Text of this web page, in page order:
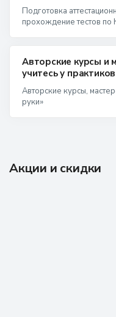
Подготовка
прохождение тестов по
Авторские курсы и
учитесь у практиков
Авторские курсы,
руки»
Акции и скидки